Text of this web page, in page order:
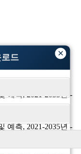
×
드
측, 2021-2035년 -
측, 2021-2035년 -